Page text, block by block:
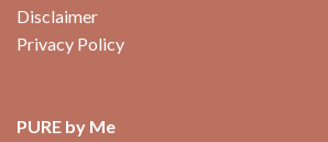
Disclaimer
Privacy Policy
PURE by Me